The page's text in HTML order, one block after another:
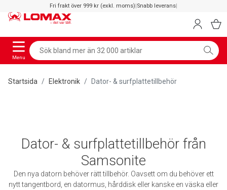
Fri frakt över 999 kr (exkl. moms)|Snabb leverans|
Menu
Startsida Elektronik Dator- & surfplattetillbehör
Dator- & surfplattetillbehör från
Samsonite
Den nya datorn behöver rätt tillbehör. Oavsett om du behöver ett
nytt tangentbord, en datormus, hårddisk eller kanske en väska eller